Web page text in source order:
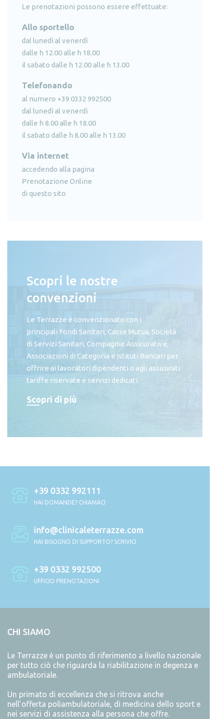
Le prenotazioni possono essere effettuate:
Allo sportello
dal lunedì al venerdì
dalle h 12.00 alle h 18.00
il sabato dalle h 12.00 alle h 13.00
Telefonando
al numero +39 0332 992500
dal lunedì al venerdì
dalle h 8.00 alle h 18.00
il sabato dalle h 8.00 alle h 13.00
Via internet
accedendo alla pagina
Prenotazione Online
di questo sito
Scopri le nostre
convenzioni
Le Terrazze è convenzionato con i
principali Fondi Sanitari, Casse Mutua, Società
di Servizi Sanitari, Compagnie Assicurative,
Associazioni di Categoria e Istituti Bancari per
offrire ai lavoratori dipendenti o agli assicurati
tariffe riservate e servizi dedicati.
Scopri di più
+39 0332 992111
HAI DOMANDE? CHIAMACI
info@clinicaleterrazze.com
HAI BISOGNO DI SUPPORTO? SCRIVICI
+39 0332 992500
UFFICIO PRENOTAZIONI
CHI SIAMO
Le Terrazze è un punto di riferimento a livello nazionale
per tutto ciò che riguarda la riabilitazione in degenza e
ambulatoriale.
Un primato di eccellenza che si ritrova anche
nell’offerta poliambulatoriale, di medicina dello sport e
nei servizi di assistenza alla persona che offre.